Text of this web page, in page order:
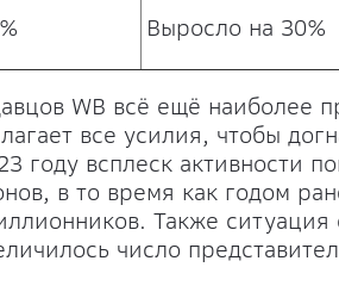
Выросло на 30%
WB всё ещё наиболее
все усилия, чтобы
году всплеск активности
в то время как годом
Также ситуация
число